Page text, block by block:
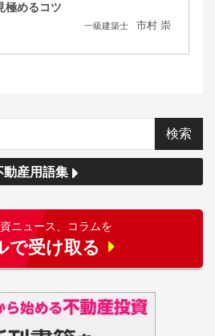
極めるコツ
一級建築士 市村 崇
動産用語集
ニュース、コラムを
で受け取る